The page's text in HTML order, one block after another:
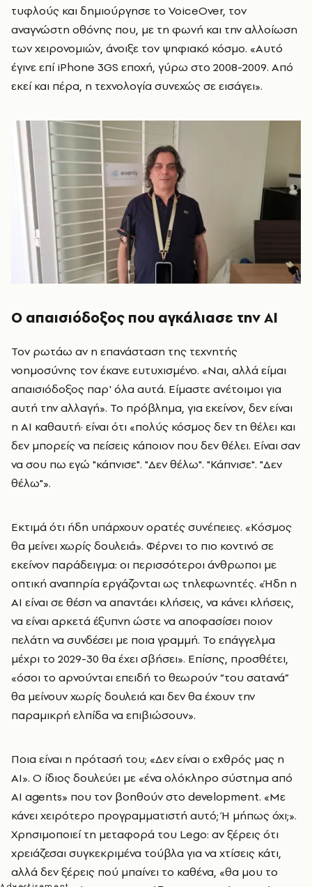
τυφλούς και δημιούργησε το VoiceOver, τον
αναγνώστη οθόνης που, με τη φωνή και την αλλοίωση
των χειρονομιών, άνοιξε τον ψηφιακό κόσμο. «Αυτό
έγινε επί iPhone 3GS εποχή, γύρω στο 2008-2009. Από
εκεί και πέρα, η τεχνολογία συνεχώς σε εισάγει».
Ο απαισιόδοξος που αγκάλιασε την AI
Τον ρωτάω αν η επανάσταση της τεχνητής
νοημοσύνης τον έκανε ευτυχισμένο. «Ναι, αλλά είμαι
απαισιόδοξος παρ' όλα αυτά. Είμαστε ανέτοιμοι για
αυτή την αλλαγή». Το πρόβλημα, για εκείνον, δεν είναι
η AI καθαυτή· είναι ότι «πολύς κόσμος δεν τη θέλει και
δεν μπορείς να πείσεις κάποιον που δεν θέλει. Είναι σαν
να σου πω εγώ "κάπνισε". "Δεν θέλω". "Κάπνισε". "Δεν
θέλω"».
Εκτιμά ότι ήδη υπάρχουν ορατές συνέπειες. «Κόσμος
θα μείνει χωρίς δουλειά». Φέρνει το πιο κοντινό σε
εκείνον παράδειγμα: οι περισσότεροι άνθρωποι με
οπτική αναπηρία εργάζονται ως τηλεφωνητές. «Ήδη η
AI είναι σε θέση να απαντάει κλήσεις, να κάνει κλήσεις,
να είναι αρκετά έξυπνη ώστε να αποφασίσει ποιον
πελάτη να συνδέσει με ποια γραμμή. Το επάγγελμα
μέχρι το 2029-30 θα έχει σβήσει». Επίσης, προσθέτει,
«όσοι το αρνούνται επειδή το θεωρούν “του σατανά”
θα μείνουν χωρίς δουλειά και δεν θα έχουν την
παραμικρή ελπίδα να επιβιώσουν».
Ποια είναι η πρότασή του; «Δεν είναι ο εχθρός μας η
ΑΙ». Ο ίδιος δουλεύει με «ένα ολόκληρο σύστημα από
AI agents» που τον βοηθούν στο development. «Με
κάνει χειρότερο προγραμματιστή αυτό; Ή μήπως όχι;».
Χρησιμοποιεί τη μεταφορά του Lego: αν ξέρεις ότι
χρειάζεσαι συγκεκριμένα τούβλα για να χτίσεις κάτι,
αλλά δεν ξέρεις πού μπαίνει το καθένα, «θα μου το